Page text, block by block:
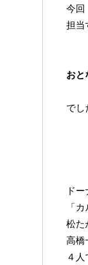
今回
担当
お
でし
ド
「
松た
高橋
４人